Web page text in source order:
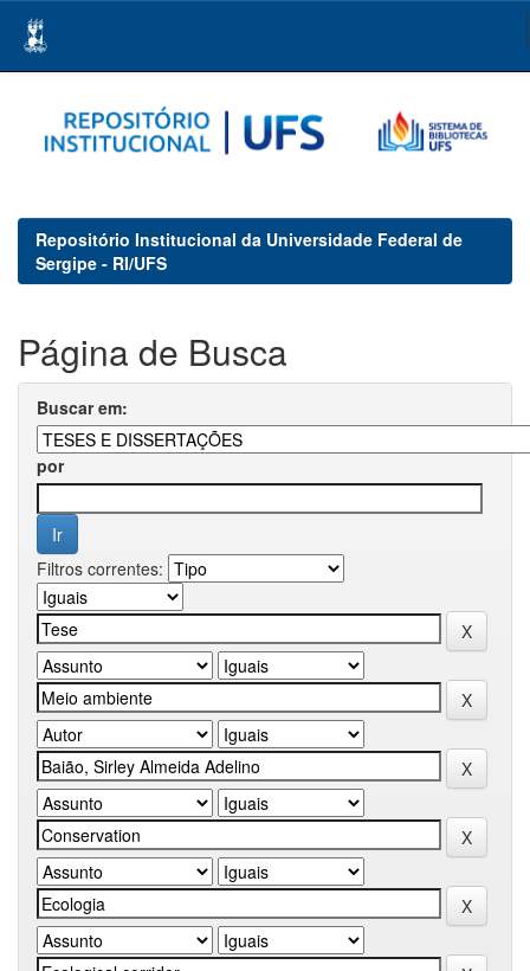
navigation
Repositório Institucional da Universidade Federal de
Sergipe - RI/UFS
Página de Busca
Buscar em:
por
Filtros correntes: